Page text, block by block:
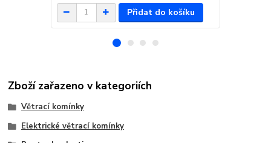
Přidat do košíku
Zboží zařazeno v kategoriích
Větrací komínky
Elektrické větrací komínky